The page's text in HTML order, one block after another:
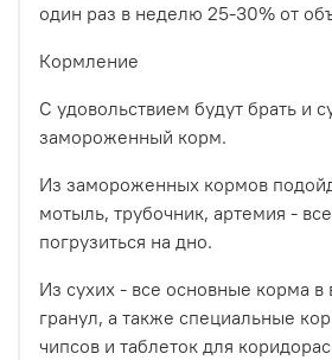
один раз в неделю 25-30% от
Кормление
С удовольствием будут брать и
замороженный корм.
Из замороженных кормов
мотыль, трубочник, артемия -
погрузиться на дно.
Из сухих - все основные корма в
гранул, а также специальные
чипсов и таблеток для